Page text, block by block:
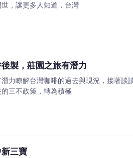
，讓更多人知道，台灣
製，莊園之旅有潛力
力瞭解台灣咖啡的過去與現況，接著
三不政策，轉為積極
三寶